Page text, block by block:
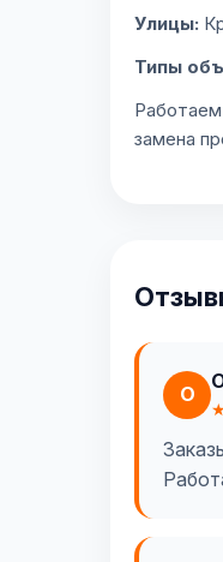
Улицы:
Типы
замена
О